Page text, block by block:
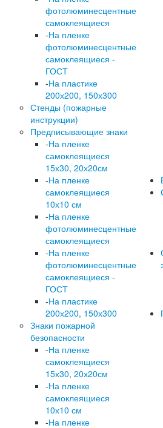
фотолюминесцентные
самоклеящиеся
-На пленке
фотолюминесцентные
самоклеящиеся -
ГОСТ
-На пластике
200х200, 150х300
Стенды (пожарные
инструкции)
Предписывающие знаки
-На пленке
самоклеящиеся
15х30, 20х20см
-На пленке
самоклеящиеся
10х10 см
-На пленке
фотолюминесцентные
самоклеящиеся
-На пленке
фотолюминесцентные
самоклеящиеся -
ГОСТ
-На пластике
200х200, 150х300
Знаки пожарной
безопасности
-На пленке
самоклеящиеся
15х30, 20х20см
-На пленке
самоклеящиеся
10х10 см
-На пленке